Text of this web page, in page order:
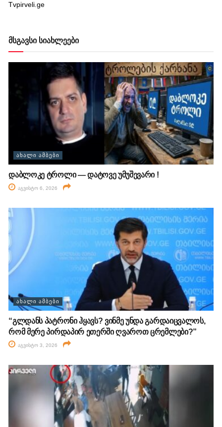
Tvpirveli.ge
მსგავსი სიახლეები
ᲐᲮᲐᲚᲘ ᲐᲛᲑᲔᲑᲘ
დაბლოკე ტროლი — დატოვე უმუშევარი !
აგვისტო 6, 2026
ᲐᲮᲐᲚᲘ ᲐᲛᲑᲔᲑᲘ
“გლდანს პატრონი ჰყავს? ვინმე უნდა გარდაიცვალოს,
რომ მერე პირდაპირ ეთერში ღვაროთ ცრემლები?”
აგვისტო 3, 2026